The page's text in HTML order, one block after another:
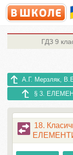
ГДЗ 9
А.Г. Мерзляк,
§ 3.
18.